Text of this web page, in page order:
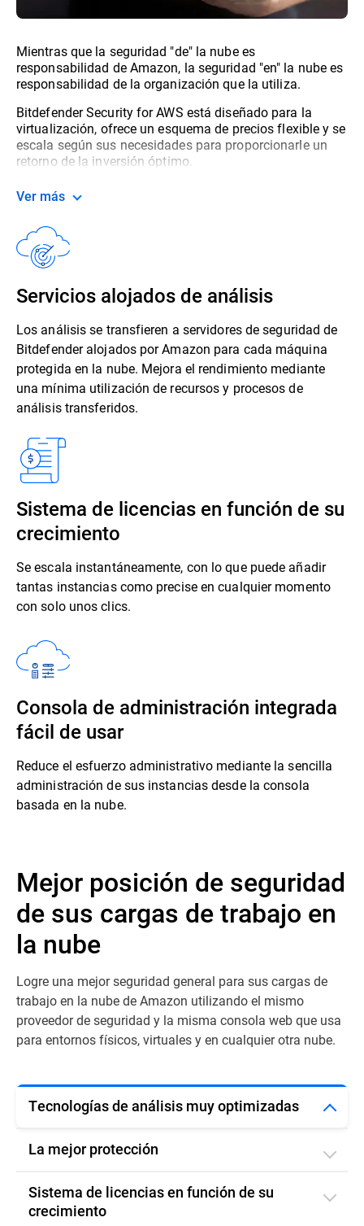
Mientras que la seguridad "de" la nube es
responsabilidad de Amazon, la seguridad "en" la nube es
responsabilidad de la organización que la utiliza.
Bitdefender Security for AWS está diseñado para la
virtualización, ofrece un esquema de precios flexible y se
escala según sus necesidades para proporcionarle un
retorno de la inversión óptimo.
Ver más
Servicios alojados de análisis
Los análisis se transfieren a servidores de seguridad de
Bitdefender alojados por Amazon para cada máquina
protegida en la nube. Mejora el rendimiento mediante
una mínima utilización de recursos y procesos de
análisis transferidos.
Sistema de licencias en función de su
crecimiento
Se escala instantáneamente, con lo que puede añadir
tantas instancias como precise en cualquier momento
con solo unos clics.
Consola de administración integrada
fácil de usar
Reduce el esfuerzo administrativo mediante la sencilla
administración de sus instancias desde la consola
basada en la nube.
Mejor posición de seguridad
de sus cargas de trabajo en
la nube
Logre una mejor seguridad general para sus cargas de
trabajo en la nube de Amazon utilizando el mismo
proveedor de seguridad y la misma consola web que usa
para entornos físicos, virtuales y en cualquier otra nube.
Tecnologías de análisis muy optimizadas
La mejor protección
Sistema de licencias en función de su
crecimiento